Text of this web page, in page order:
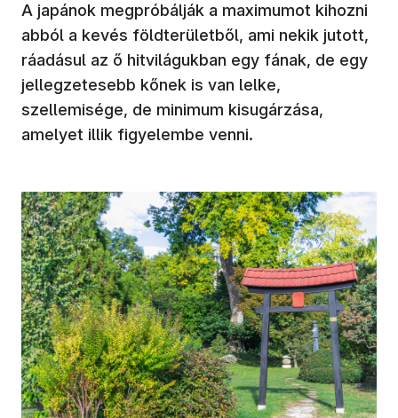
A japánok megpróbálják a maximumot kihozni
abból a kevés földterületből, ami nekik jutott,
ráadásul az ő hitvilágukban egy fának, de egy
jellegzetesebb kőnek is van lelke,
szellemisége, de minimum kisugárzása,
amelyet illik figyelembe venni.